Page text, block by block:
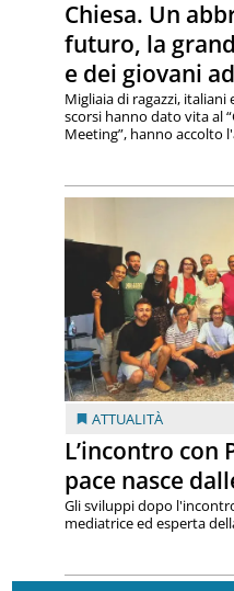
Chiesa. Un
futuro, la
e dei giovani
Migliaia di ragazzi,
scorsi hanno dato vita al
Meeting”, hanno accolto
ATTUALITÀ
L’incontro con
pace nasce
Gli sviluppi dopo
mediatrice ed esperta